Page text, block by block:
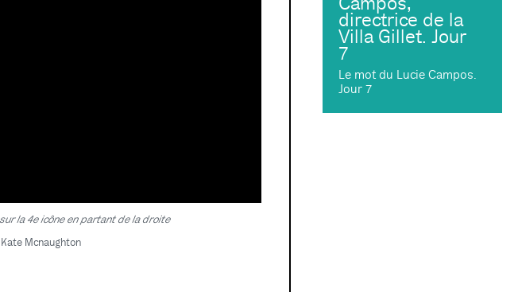
la 4e icône en partant de la droite
Mcnaughton
directrice de la
Villa Gillet. Jour
7
Le mot du Lucie Campos.
Jour 7